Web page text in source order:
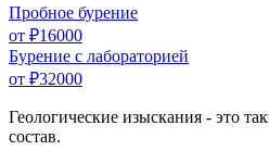
Пробное бурение
от ₽16000
Бурение с лабораторией
от ₽32000
Геологические изыскания - это
состав.